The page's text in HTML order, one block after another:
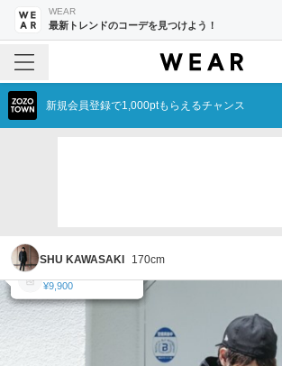
WEAR
最新トレンドのコーデを見つけよう！
新規会員登録で1,000ptもらえるチャンス
SHU KAWASAKI 170cm
¥52,800
¥8,800
¥23,100
¥9,680
¥9,900